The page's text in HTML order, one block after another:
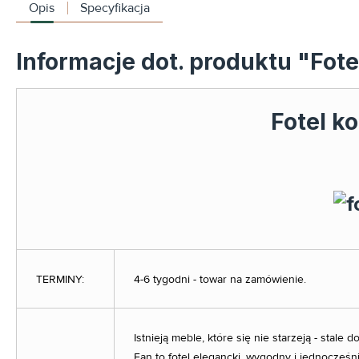
Opis Specyfikacja
Informacje dot. produktu
Fotel
TERMINY: 4-6 tygodni - towar na zamówienie.
Istnieją meble, które się nie starzeją - stale